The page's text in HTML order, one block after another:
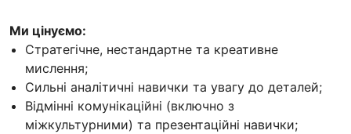
Ми цінуємо:
Стратегічне, нестандартне та креативне
мислення;
Сильні аналітичні навички та увагу до деталей;
Відмінні комунікаційні (включно з
міжкультурними) та презентаційні навички;